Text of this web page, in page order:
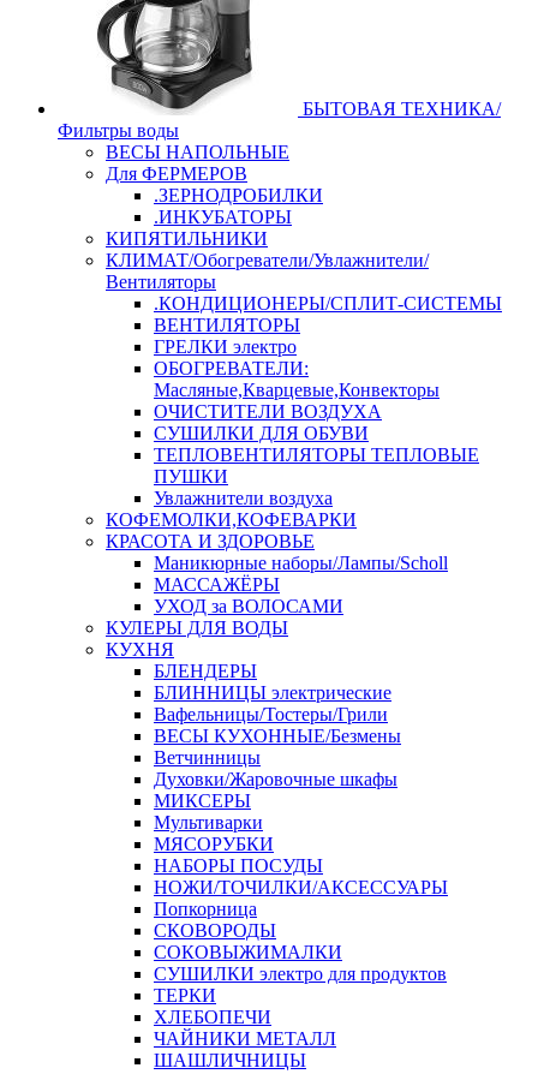
БЫТОВАЯ ТЕХНИКА/
Фильтры воды
ВЕСЫ НАПОЛЬНЫЕ
Для ФЕРМЕРОВ
.ЗЕРНОДРОБИЛКИ
.ИНКУБАТОРЫ
КИПЯТИЛЬНИКИ
КЛИМАТ/Обогреватели/Увлажнители/
Вентиляторы
.КОНДИЦИОНЕРЫ/СПЛИТ-СИСТЕМЫ
ВЕНТИЛЯТОРЫ
ГРЕЛКИ электро
ОБОГРЕВАТЕЛИ:
Масляные,Кварцевые,Конвекторы
ОЧИСТИТЕЛИ ВОЗДУХА
СУШИЛКИ ДЛЯ ОБУВИ
ТЕПЛОВЕНТИЛЯТОРЫ ТЕПЛОВЫЕ
ПУШКИ
Увлажнители воздуха
КОФЕМОЛКИ,КОФЕВАРКИ
КРАСОТА И ЗДОРОВЬЕ
Маникюрные наборы/Лампы/Scholl
МАССАЖЁРЫ
УХОД за ВОЛОСАМИ
КУЛЕРЫ ДЛЯ ВОДЫ
КУХНЯ
БЛЕНДЕРЫ
БЛИННИЦЫ электрические
Вафельницы/Тостеры/Грили
ВЕСЫ КУХОННЫЕ/Безмены
Ветчинницы
Духовки/Жаровочные шкафы
МИКСЕРЫ
Мультиварки
МЯСОРУБКИ
НАБОРЫ ПОСУДЫ
НОЖИ/ТОЧИЛКИ/АКСЕССУАРЫ
Попкорница
СКОВОРОДЫ
СОКОВЫЖИМАЛКИ
СУШИЛКИ электро для продуктов
ТЕРКИ
ХЛЕБОПЕЧИ
ЧАЙНИКИ МЕТАЛЛ
ШАШЛИЧНИЦЫ